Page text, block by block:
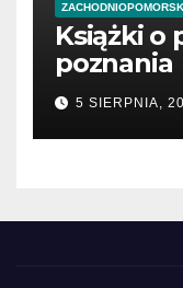
Książki o
poznania
5 SIERPNIA,